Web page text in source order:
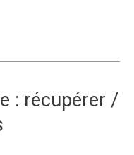
: récupérer /